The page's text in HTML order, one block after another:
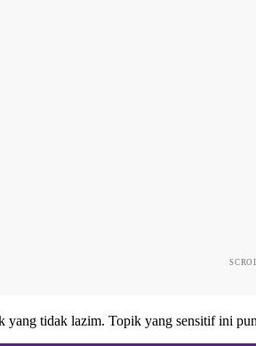
yang tidak lazim. Topik yang sensitif ini